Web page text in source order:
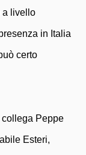
a livello
in Italia
certo
collega Peppe
Esteri,